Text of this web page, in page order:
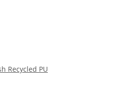
Recycled PU